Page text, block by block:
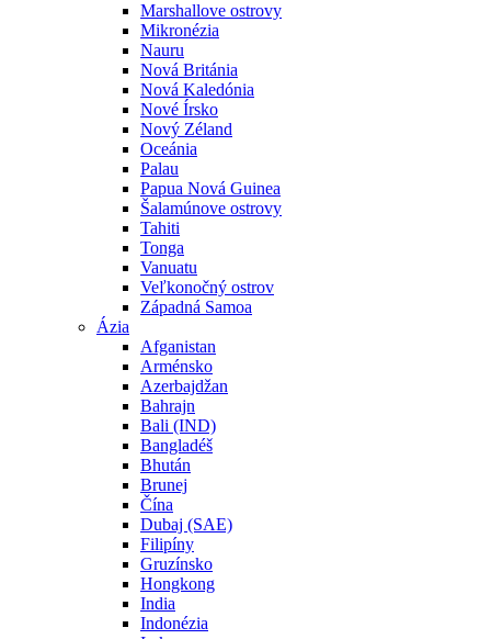
Marshallove ostrovy
Mikronézia
Nauru
Nová Británia
Nová Kaledónia
Nové Írsko
Nový Zéland
Oceánia
Palau
Papua Nová Guinea
Šalamúnove ostrovy
Tahiti
Tonga
Vanuatu
Veľkonočný ostrov
Západná Samoa
Ázia
Afganistan
Arménsko
Azerbajdžan
Bahrajn
Bali (IND)
Bangladéš
Bhután
Brunej
Čína
Dubaj (SAE)
Filipíny
Gruzínsko
Hongkong
India
Indonézia